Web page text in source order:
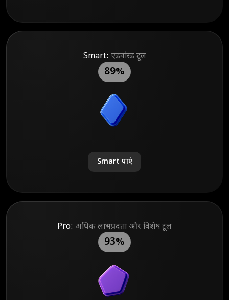
Smart: एडवांस्ड टूल
89%
Smart पाएं
Pro: अधिक लाभप्रदता और विशेष टूल
93%